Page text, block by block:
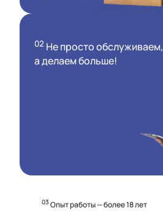
02 Не просто обслуживаем,
а делаем больше!
03 Опыт работы — более 18 лет